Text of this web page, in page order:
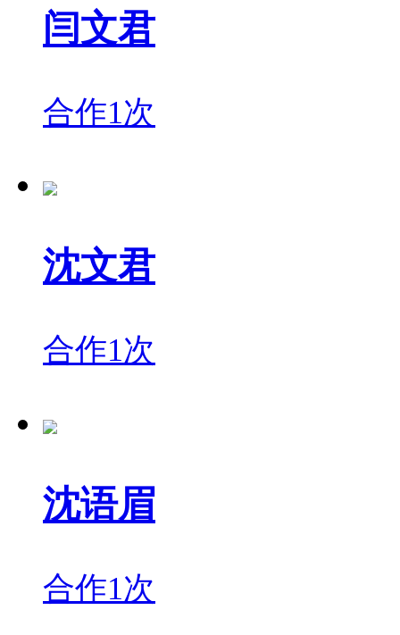
闫文君
合作1次
沈文君
合作1次
沈语眉
合作1次